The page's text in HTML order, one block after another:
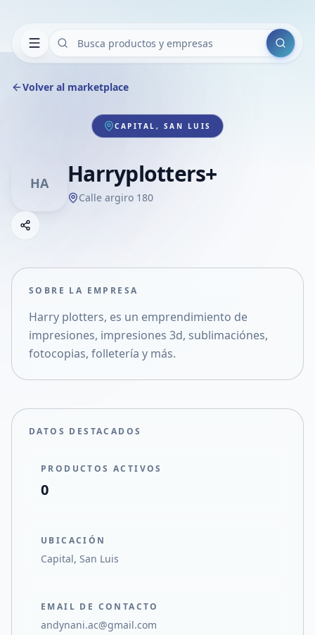
Buscar
Volver al marketplace
CAPITAL, SAN LUIS
HA Harryplotters+
Calle argiro 180
Compartir empresa
Compartir en X
SOBRE LA EMPRESA
Harry plotters, es un emprendimiento de
impresiones, impresiones 3d, sublimaciónes,
fotocopias, folletería y más.
DATOS DESTACADOS
PRODUCTOS ACTIVOS
0
UBICACIÓN
Capital, San Luis
EMAIL DE CONTACTO
andynani.ac@gmail.com